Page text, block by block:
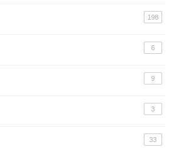
198
6
9
3
33